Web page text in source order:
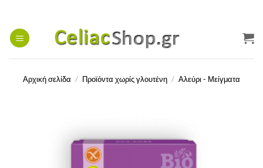
περιεχόμενο
Αρχική σελίδα / Προϊόντα χωρίς γλουτένη / Αλεύρι - Μείγματα